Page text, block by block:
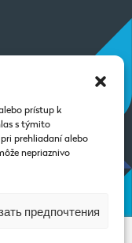
prístup k
s týmito
prehliadaní alebo
nepriaznivo
предпочтения